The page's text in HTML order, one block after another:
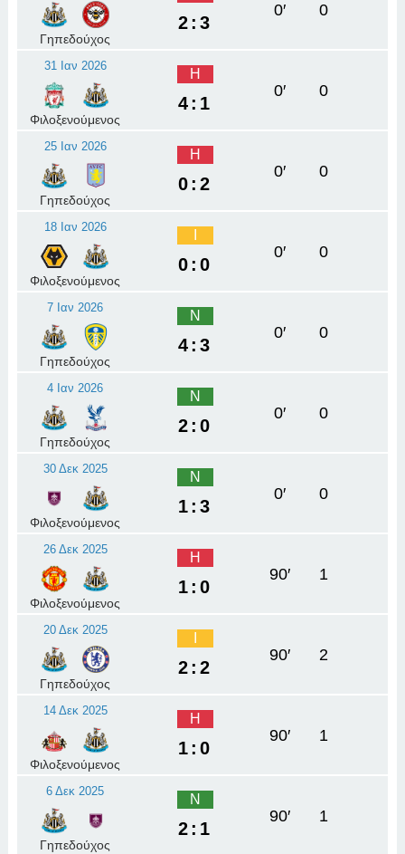
Γηπεδούχος
2:3
0′ 0
31 Ιαν 2026
Φιλοξενούμενος
Η
4:1
0′ 0
25 Ιαν 2026
Γηπεδούχος
Η
0:2
0′ 0
18 Ιαν 2026
Φιλοξενούμενος
0:0
0′ 0
7 Ιαν 2026
Γηπεδούχος
Ν
4:3
0′ 0
4 Ιαν 2026
Γηπεδούχος
Ν
2:0
0′ 0
30 Δεκ 2025
Φιλοξενούμενος
Ν
1:3
0′ 0
26 Δεκ 2025
Φιλοξενούμενος
Η
1:0
90′ 1
20 Δεκ 2025
Γηπεδούχος
2:2
90′ 2
14 Δεκ 2025
Φιλοξενούμενος
Η
1:0
90′ 1
6 Δεκ 2025
Γηπεδούχος
Ν
2:1
90′ 1